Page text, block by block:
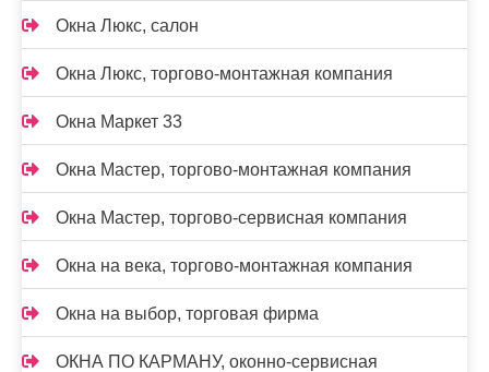
Окна Люкс, салон
Окна Люкс, торгово-монтажная компания
Окна Маркет 33
Окна Мастер, торгово-монтажная компания
Окна Мастер, торгово-сервисная компания
Окна на века, торгово-монтажная компания
Окна на выбор, торговая фирма
ОКНА ПО КАРМАНУ, оконно-сервисная